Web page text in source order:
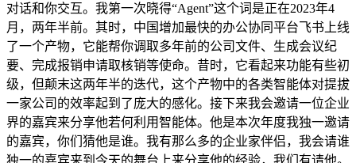
对话和你交互。我第一次晓得“Agent”这个词是正在2023年4
月，两年半前。其时，中国增加最快的办公协同平台飞书上线
了一个产物，它能帮你调取多年前的公司文件、生成会议纪
要、完成报销申请取核销等使命。昔时，它看起来功能有些初
级，但颠末这两年半的迭代，这个产物中的各类智能体对提拔
一家公司的效率起到了庞大的感化。接下来我会邀请一位企业
界的嘉宾来分享他若何利用智能体。他是本次年度我独一邀请
的嘉宾，你们猜他是谁。我有那么多的企业家伴侣，我会请谁
独一的嘉宾来到今天的舞台上来分享他的经验，我们有请他。